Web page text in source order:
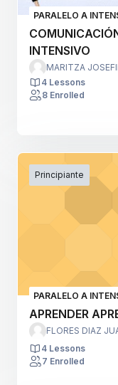
PARALELO A
INTENSIVO
MARITZA
4 Lessons
8 Enrolled
Principiante
PARALELO A
APRENDER
FLORES DIAZ
4 Lessons
7 Enrolled